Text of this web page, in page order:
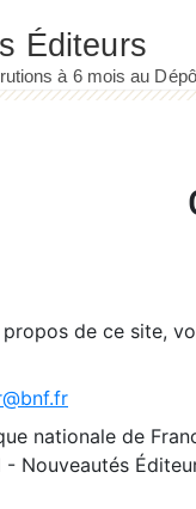
de ce site,
nationale de
Nouveautés